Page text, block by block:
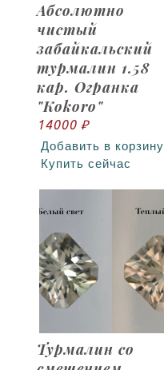
Абсолютно
чистый
забайкальский
турмалин 1.58
кар. Огранка
"Kokoro"
14000 ₽
Добавить в корзину
Купить сейчас
Турмалин со